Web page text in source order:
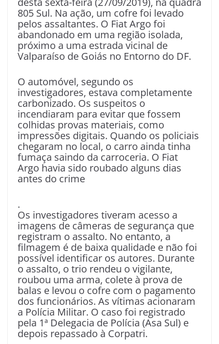
805 Sul. Na ação, um cofre foi levado
pelos assaltantes. O Fiat Argo foi
abandonado em uma região isolada,
próximo a uma estrada vicinal de
Valparaíso de Goiás no Entorno do DF.
O automóvel, segundo os
investigadores, estava completamente
carbonizado. Os suspeitos o
incendiaram para evitar que fossem
colhidas provas materiais, como
impressões digitais. Quando os policiais
chegaram no local, o carro ainda tinha
fumaça saindo da carroceria. O Fiat
Argo havia sido roubado alguns dias
antes do crime
.
Os investigadores tiveram acesso a
imagens de câmeras de segurança que
registram o assalto. No entanto, a
filmagem é de baixa qualidade e não foi
possível identificar os autores. Durante
o assalto, o trio rendeu o vigilante,
roubou uma arma, colete à prova de
balas e levou o cofre com o pagamento
dos funcionários. As vítimas acionaram
a Polícia Militar. O caso foi registrado
pela 1ª Delegacia de Polícia (Asa Sul) e
depois repassado à Corpatri.